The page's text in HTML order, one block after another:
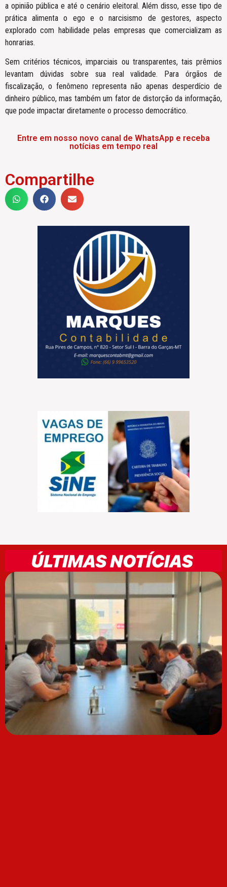
a opinião pública e até o cenário eleitoral. Além disso, esse tipo de
prática alimenta o ego e o narcisismo de gestores, aspecto
explorado com habilidade pelas empresas que comercializam as
honrarias.
Sem critérios técnicos, imparciais ou transparentes, tais prêmios
levantam dúvidas sobre sua real validade. Para órgãos de
fiscalização, o fenômeno representa não apenas desperdício de
dinheiro público, mas também um fator de distorção da informação,
que pode impactar diretamente o processo democrático.
Entre em nosso novo canal de WhatsApp e receba
notícias em tempo real
Compartilhe